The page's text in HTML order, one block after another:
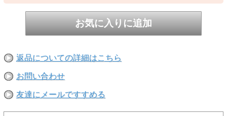
※撮影時の環境やご使用のPCモニター等の環境により実際の色味と
※当店取扱い商品は一部店頭在庫と共有をしております。
生し、やむをえずご注文をキャンセルさせていただく場合がございま
す。完売や欠品の場合は大変ご迷惑をおかけしますが、予めご了承の
返品についての詳細はこちら
お問い合わせ
友達にメールですすめる